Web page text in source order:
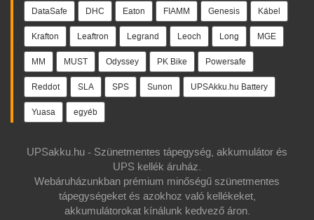
DataSafe DHC Eaton FIAMM Genesis Kábel
Krafton Leaftron Legrand Leoch Long MGE
MM MUST Odyssey PK Bike Powersafe
Reddot SLA SPS Sunon UPSAkku.hu Battery
Yuasa egyéb
UPSakku.hu - Szünetmentes tápegység, akkumulátor és
UPS kellék áruház.
Webáruházunkban prémium minőségű szünetmentes
tápegységeket és azokhoz való kellékeket,
akkumulátorokat kínálunk kedvező áron.